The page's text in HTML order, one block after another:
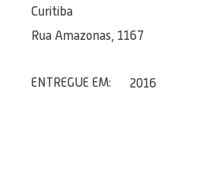
Curitiba
Rua Amazonas, 1167
ENTREGUE EM: 2016